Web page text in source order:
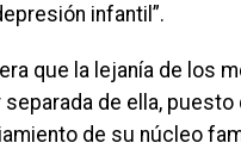
infantil”.
que la lejanía de los
de ella,
de su núcleo